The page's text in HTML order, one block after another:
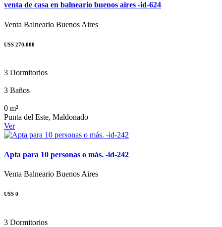
venta de casa en balneario buenos aires -id-624
Venta Balneario Buenos Aires
U$S 270.000
3 Dormitorios
3 Baños
0 m²
Punta del Este, Maldonado
Ver
Apta para 10 personas o más. -id-242
Venta Balneario Buenos Aires
U$S 0
3 Dormitorios